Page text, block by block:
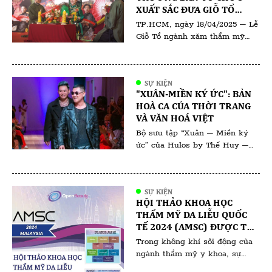
là màn giới thiệu […]
XUẤT SẮC ĐƯA GIỖ TỔ
NGÀNH PHUN XĂM THẨM
MỸ VIỆT NAM 2025 ĐẾN
TP.HCM, ngày 18/04/2025 – Lễ
Giỗ Tổ ngành xăm thẩm mỹ
gia, nghệ nhân và đơn vị uy tín
trong ngành. Đứng sau thành
công của sự kiện là Trưởng ban
tổ chức – bà Bùi Thanh Thủy,
[…]
SỰ KIỆN
"XUÂN-MIỀN KÝ ỨC": BẢN
HOÀ CA CỦA THỜI TRANG
VÀ VĂN HOÁ VIỆT
Bộ sưu tập “Xuân – Miền ký
ức” của Hulos by Thế Huy –
xưa – nơi những giá trị truyền
thống hòa quyện cùng ký ức
thân thương. Qua từng đường
nét, chất […]
SỰ KIỆN
HỘI THẢO KHOA HỌC
THẨM MỸ DA LIỄU QUỐC
TẾ 2024 (AMSC) ĐƯỢC TỔ
CHỨC TẠI KUALA LUMPUR
(MALAYSIA)
Trong không khí sôi động của
ngành thẩm mỹ y khoa, sự